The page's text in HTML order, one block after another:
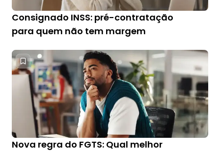
Consignado INSS: pré-contratação
para quem não tem margem
Nova regra do FGTS: Qual melhor